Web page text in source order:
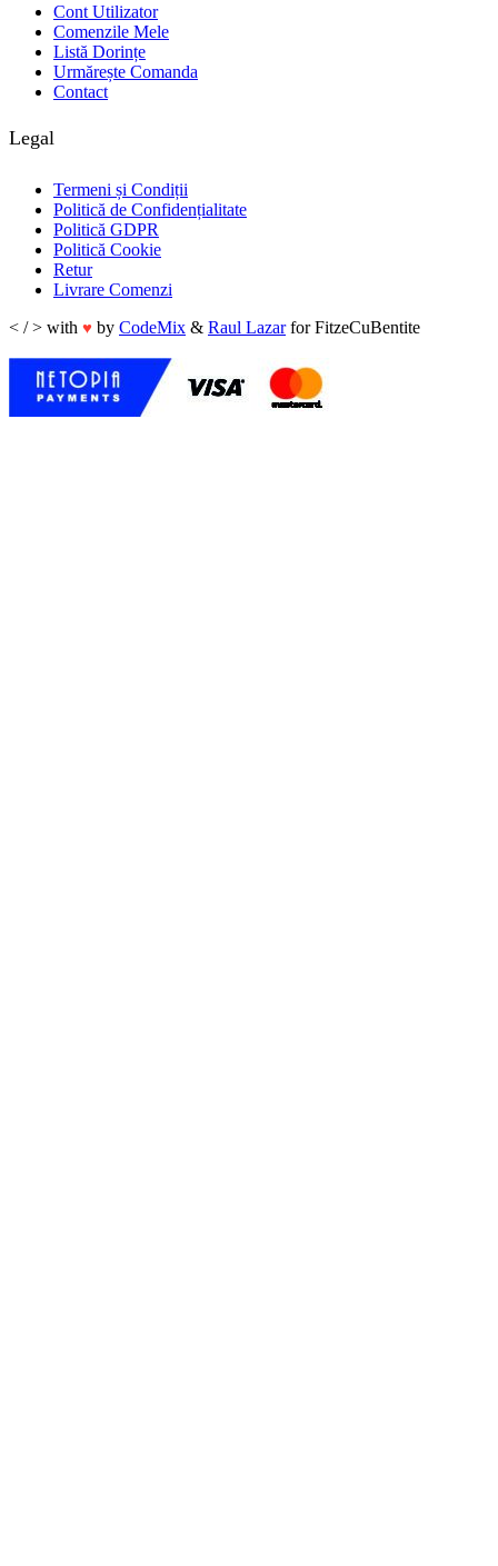
Cont Utilizator
Comenzile Mele
Listă Dorințe
Urmărește Comanda
Contact
Legal
Termeni și Condiții
Politică de Confidențialitate
Politică GDPR
Politică Cookie
Retur
Livrare Comenzi
< / > with ♥ by CodeMix & Raul Lazarfor FitzeCuBentite